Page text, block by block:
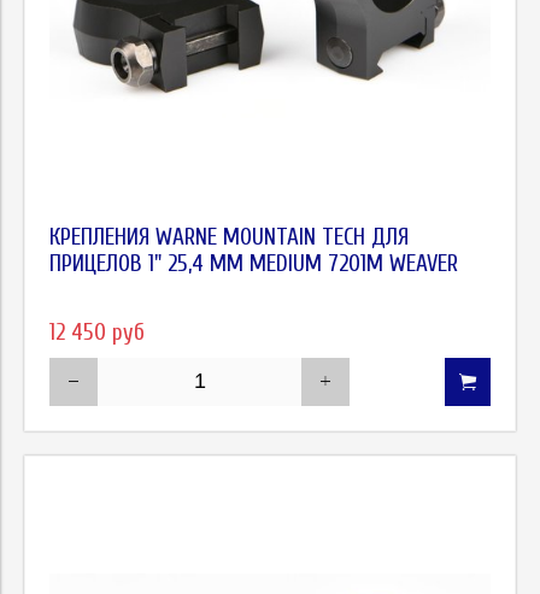
КРЕПЛЕНИЯ WARNE MOUNTAIN TECH ДЛЯ
ПРИЦЕЛОВ 1" 25,4 ММ MEDIUM 7201M WEAVER
12 450 руб